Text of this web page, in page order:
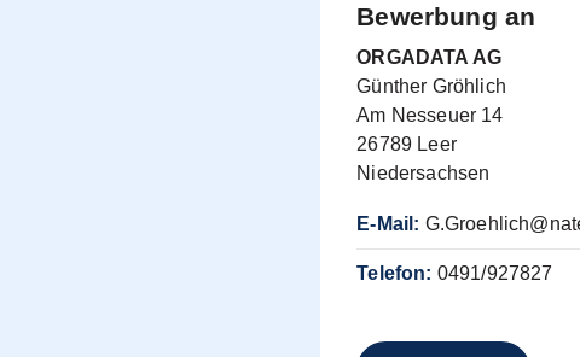
Bewerbung an
ORGADATA AG
Günther Gröhlich
Am Nesseuer 14
26789 Leer
Niedersachsen
E-Mail:
Telefon: 0491/927827